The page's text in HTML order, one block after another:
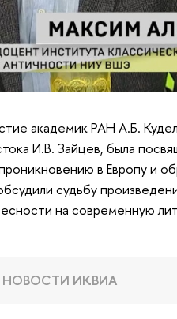
академик РАН А.Б.
И.В. Зайцев, была
в Европу и
судьбу
на современную
НОВОСТИ ИКВИА